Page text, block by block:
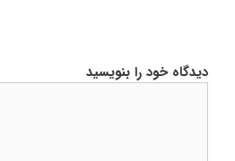
دیدگاه خود را بنویسید